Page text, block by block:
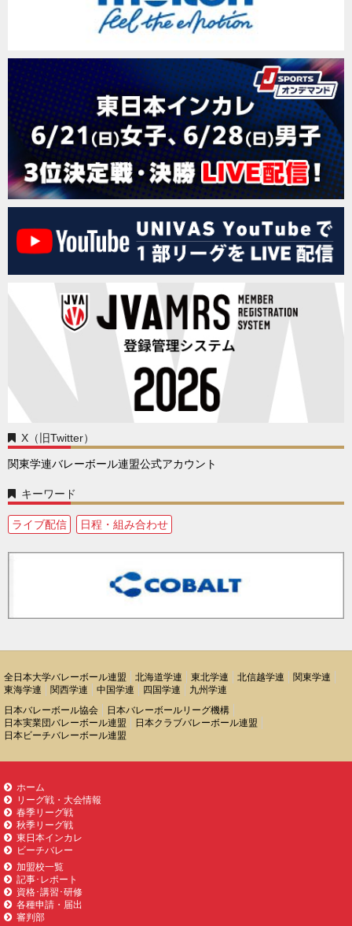
X（旧Twitter）
関東学連バレーボール連盟公式アカウント
キーワード
ライブ配信 日程・組み合わせ
全日本大学バレーボール連盟 北海道学連 東北学連 北信越学連
関東学連
東海学連
関西学連 中国学連 四国学連
九州学連
日本バレーボール協会
日本バレーボールリーグ機構
日本実業団バレーボール連盟
日本クラブバレーボール連盟
日本ビーチバレーボール連盟
ホーム
リーグ戦・大会情報
春季リーグ戦
秋季リーグ戦
東日本インカレ
ビーチバレー
加盟校一覧
記事･レポート
資格･講習･研修
各種申請・届出
審判部